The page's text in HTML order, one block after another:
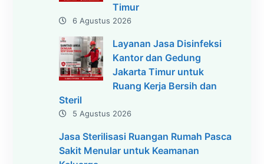
Timur
6 Agustus 2026
Layanan Jasa Disinfeksi
Kantor dan Gedung
Jakarta Timur untuk
Ruang Kerja Bersih dan
Steril
5 Agustus 2026
Jasa Sterilisasi Ruangan Rumah Pasca
Sakit Menular untuk Keamanan